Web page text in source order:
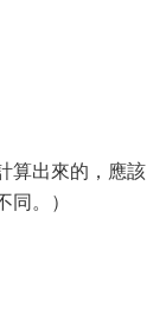
算出來的，應該
。）